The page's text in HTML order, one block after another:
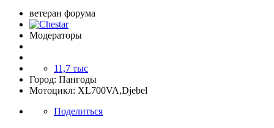
ветеран форума
Модераторы
11,7 тыс
Город: Пангоды
Мотоцикл: XL700VA,Djebel
Поделиться